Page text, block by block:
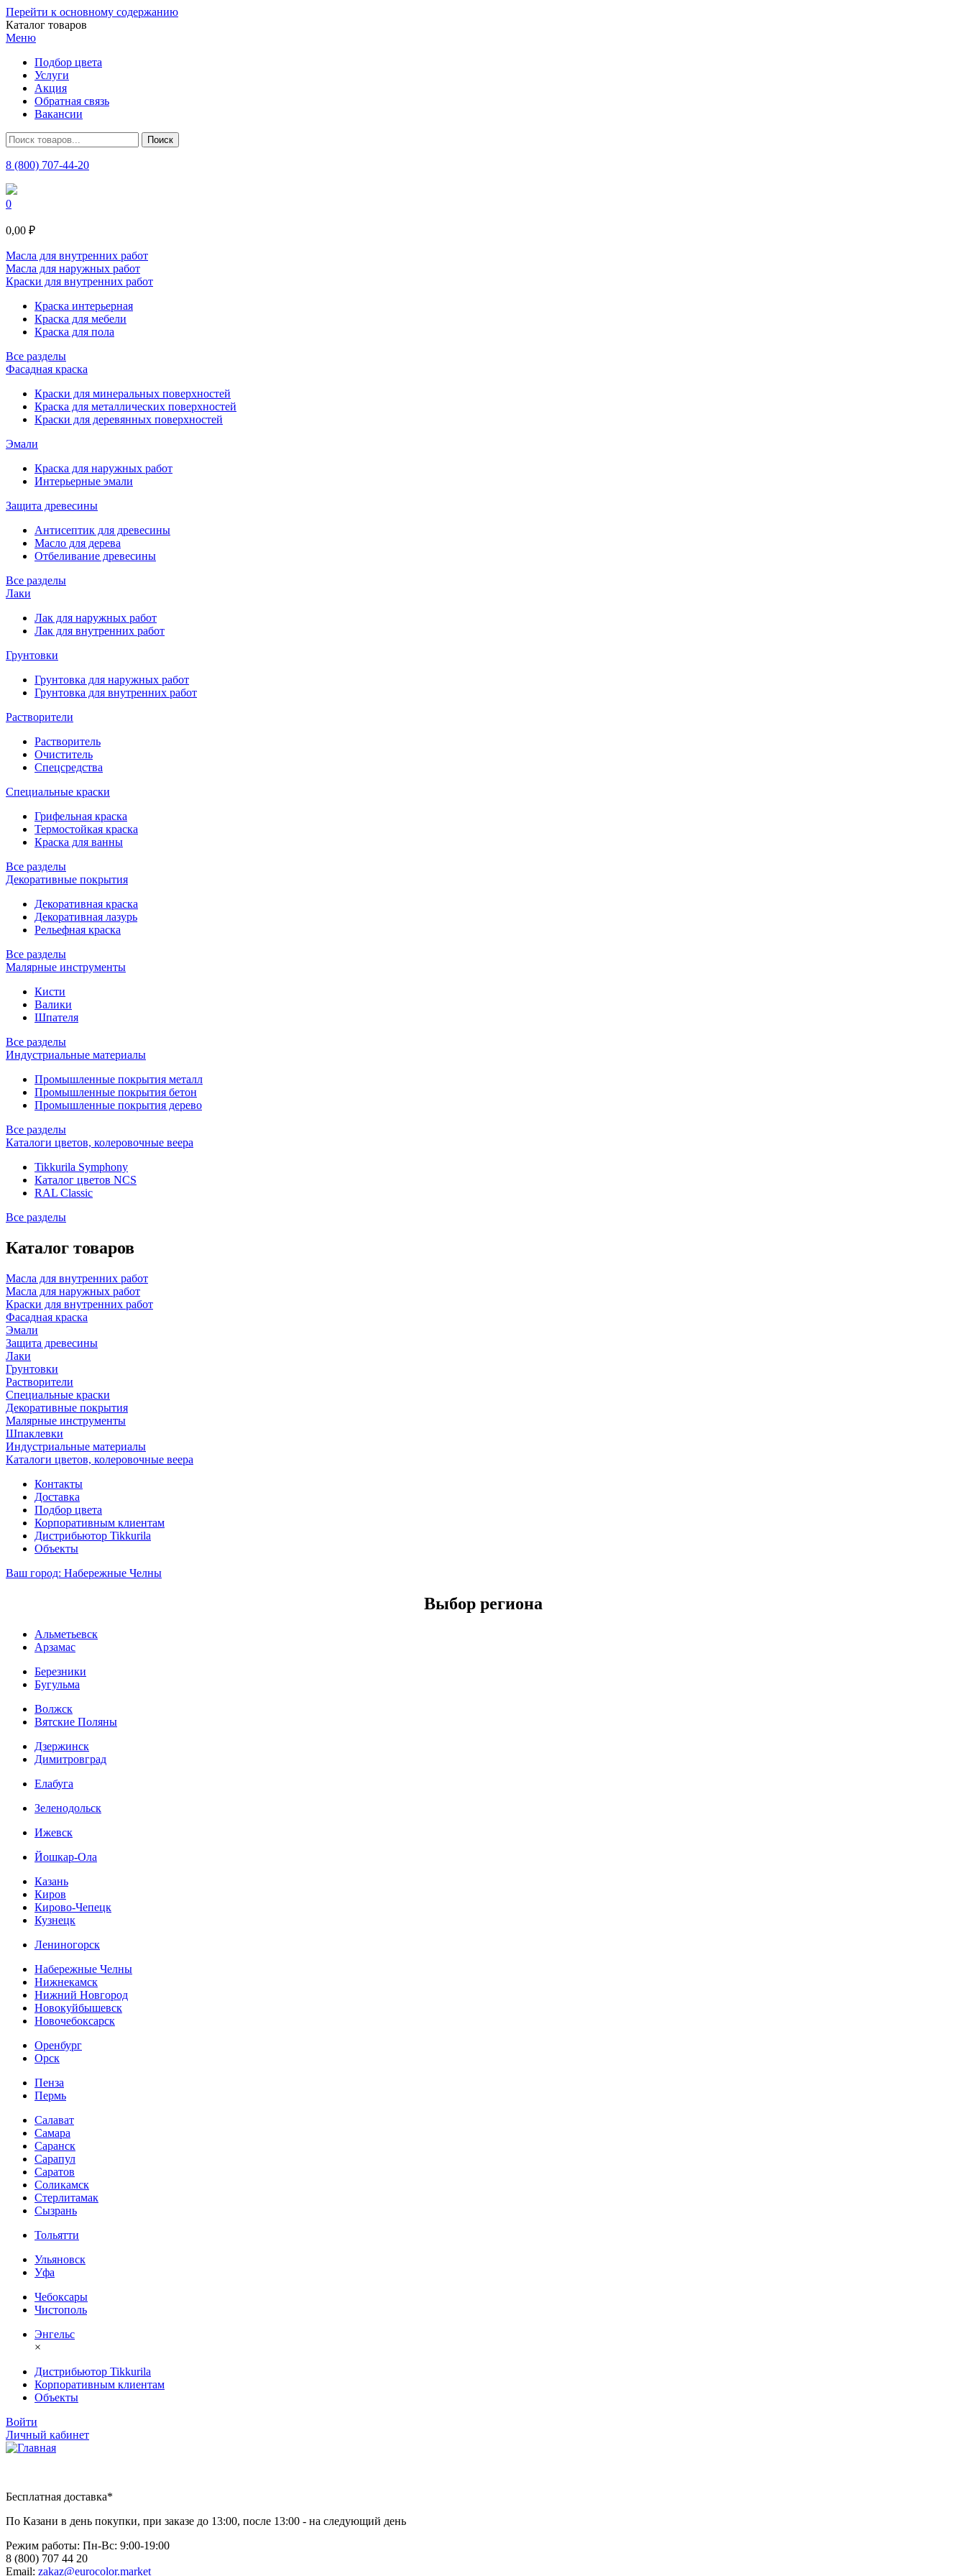
Перейти к основному содержанию
Каталог товаров
Меню
Подбор цвета
Услуги
Акция
Обратная связь
Вакансии
8 (800) 707-44-20
0
0,00 ₽
Масла для внутренних работ
Масла для наружных работ
Краски для внутренних работ
Краска интерьерная
Краска для мебели
Краска для пола
Все разделы
Фасадная краска
Краски для минеральных поверхностей
Краска для металлических поверхностей
Краски для деревянных поверхностей
Эмали
Краска для наружных работ
Интерьерные эмали
Защита древесины
Антисептик для древесины
Масло для дерева
Отбеливание древесины
Все разделы
Лаки
Лак для наружных работ
Лак для внутренних работ
Грунтовки
Грунтовка для наружных работ
Грунтовка для внутренних работ
Растворители
Растворитель
Очиститель
Спецсредства
Специальные краски
Грифельная краска
Термостойкая краска
Краска для ванны
Все разделы
Декоративные покрытия
Декоративная краска
Декоративная лазурь
Рельефная краска
Все разделы
Малярные инструменты
Кисти
Валики
Шпателя
Все разделы
Индустриальные материалы
Промышленные покрытия металл
Промышленные покрытия бетон
Промышленные покрытия дерево
Все разделы
Каталоги цветов, колеровочные веера
Tikkurila Symphony
Каталог цветов NCS
RAL Classic
Все разделы
Каталог товаров
Масла для внутренних работ
Масла для наружных работ
Краски для внутренних работ
Фасадная краска
Эмали
Защита древесины
Лаки
Грунтовки
Растворители
Специальные краски
Декоративные покрытия
Малярные инструменты
Шпаклевки
Индустриальные материалы
Каталоги цветов, колеровочные веера
Контакты
Доставка
Подбор цвета
Корпоративным клиентам
Дистрибьютор Tikkurila
Объекты
Ваш город: Набережные Челны
Выбор региона
Альметьевск
Арзамас
Березники
Бугульма
Волжск
Вятские Поляны
Дзержинск
Димитровград
Елабуга
Зеленодольск
Ижевск
Йошкар-Ола
Казань
Киров
Кирово-Чепецк
Кузнецк
Лениногорск
Набережные Челны
Нижнекамск
Нижний Новгород
Новокуйбышевск
Новочебоксарск
Оренбург
Орск
Пенза
Пермь
Салават
Самара
Саранск
Сарапул
Саратов
Соликамск
Стерлитамак
Сызрань
Тольятти
Ульяновск
Уфа
Чебоксары
Чистополь
Энгельс
×
Дистрибьютор Tikkurila
Корпоративным клиентам
Объекты
Войти
Личный кабинет
Бесплатная доставка*
По Казани в день покупки, при заказе до 13:00, после 13:00 - на следующий день
Режим работы: Пн-Вc: 9:00-19:00
8 (800) 707 44 20
Email: zakaz@eurocolor.market